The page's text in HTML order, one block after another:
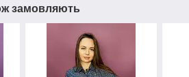
замовляють